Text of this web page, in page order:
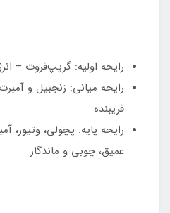
رایحه اولیه: گریپ‌فروت –
رایحه میانی: زنجبیل و
فریبنده
رایحه پایه: پچولی،
عمیق، چوبی و ماندگار